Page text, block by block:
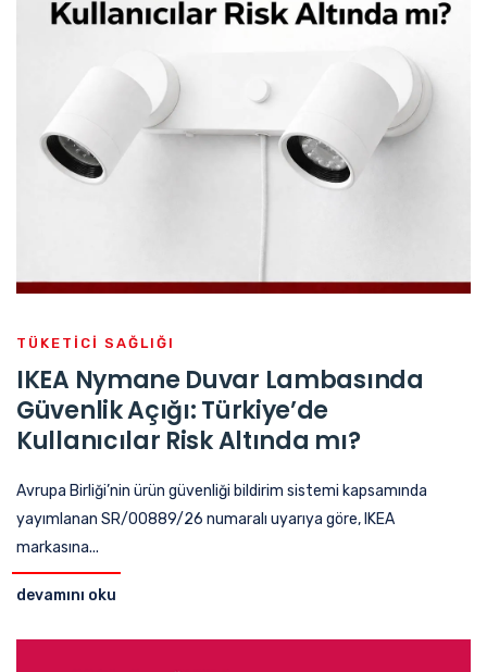
TÜKETICI SAĞLIĞI
IKEA Nymane Duvar Lambasında
Güvenlik Açığı: Türkiye’de
Kullanıcılar Risk Altında mı?
Avrupa Birliği’nin ürün güvenliği bildirim sistemi kapsamında
yayımlanan SR/00889/26 numaralı uyarıya göre, IKEA
markasına...
devamını oku